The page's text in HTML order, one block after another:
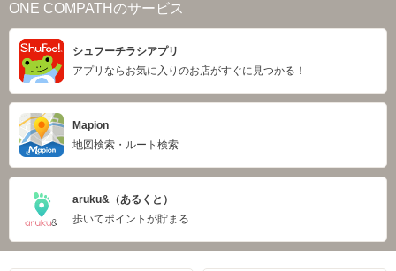
ONE COMPATHのサービス
シュフーチラシアプリ
アプリならお気に入りのお店がすぐに見つかる！
Mapion
地図検索・ルート検索
aruku&（あるくと）
歩いてポイントが貯まる